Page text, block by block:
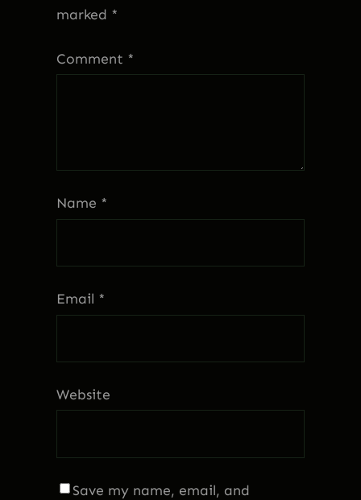
marked *
Comment *
Name *
Email *
Website
Save my name, email, and